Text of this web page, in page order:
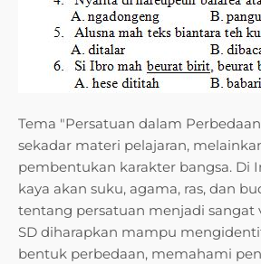
Tema "Persatuan dalam
sekadar materi pelajaran,
pembentukan karakter bangsa. Di
kaya akan suku, agama, ras, dan
tentang persatuan menjadi sangat
SD diharapkan mampu
bentuk perbedaan, memahami